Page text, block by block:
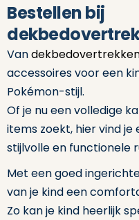
Bestellen bij
Van
accessoires voor een
Pokémon-stijl.
Of je nu een volledige
items zoekt, hier vind je
stijlvolle en functionele
Met een goed
van je kind een
Zo kan je kind heerlijk